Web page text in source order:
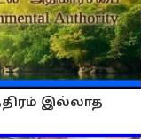
இல்லாத